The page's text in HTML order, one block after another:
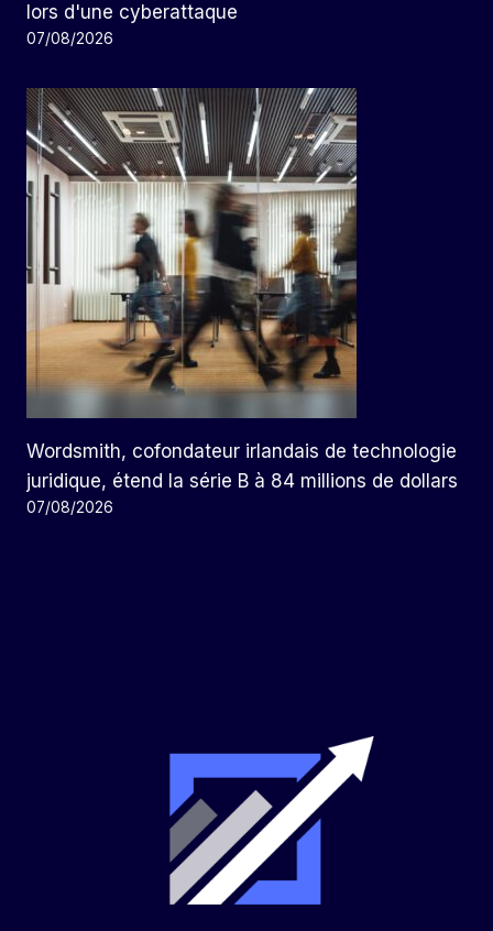
lors d'une cyberattaque
07/08/2026
Wordsmith, cofondateur irlandais de technologie
juridique, étend la série B à 84 millions de dollars
07/08/2026